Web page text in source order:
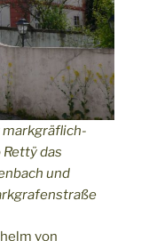
markgräflich-
das
und
von